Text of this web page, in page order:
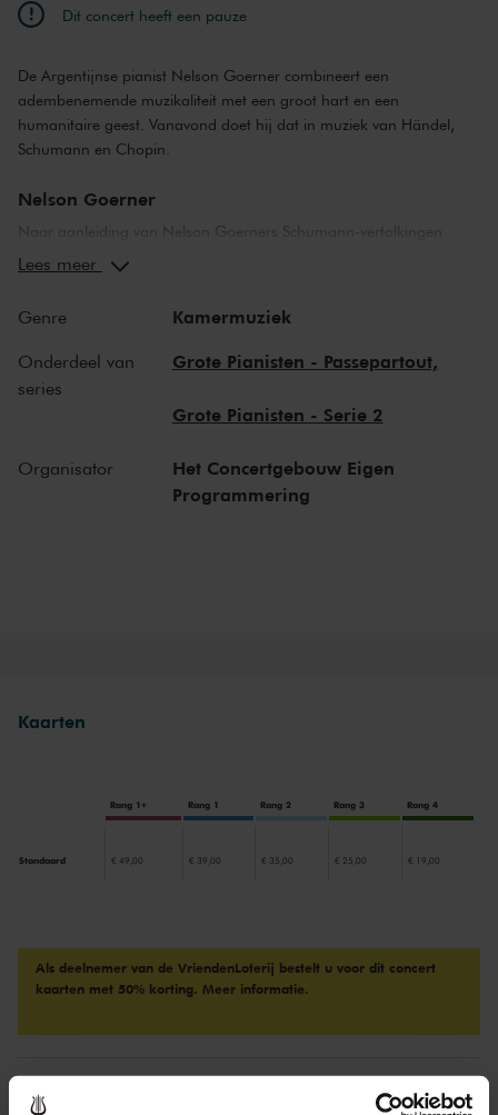
Dit concert heeft een pauze
De Argentijnse pianist Nelson Goerner combineert een
adembenemende muzikaliteit met een groot hart en een
humanitaire geest. Vanavond doet hij dat in muziek van Händel,
Schumann en Chopin.
Nelson Goerner
Naar aanleiding van Nelson Goerners Schumann-vertolkingen
werd zijn adembenemende muzikaliteit geroemd, gecombineerd
kiest voor zijn recital van vanavond een rijkgeschakeerd
programma, want als het op muziek aankomt denkt hij niet in
termen van nationaliteit. ‘Een musicus is per definitie een persoon
Het bijbelse bondgenootschap rond koning David, inspiratiebron
voor de jonge Schumann, zweeft tussen fictie en realiteit. In
Lees meer
Genre Kamermuziek
Onderdeel van
series
Grote Pianisten - Passepartout,
Grote Pianisten - Serie 2
Organisator
Het Concertgebouw Eigen
Programmering
Kaarten
Rang 1+ Rang 1 Rang 2 Rang 3 Rang 4
Standaard € 49,00 € 39,00 € 35,00 € 25,00 € 19,00
Als deelnemer van de VriendenLoterij bestelt u voor dit concert
kaarten met 50% korting. Meer informatie.